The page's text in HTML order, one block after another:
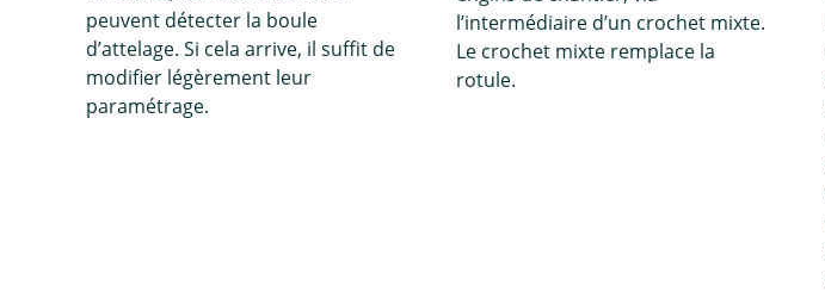
peuvent détecter la boule
d’attelage. Si cela arrive, il suffit de
modifier légèrement leur
paramétrage.
l’intermédiaire d’un crochet mixte.
Le crochet mixte remplace la
rotule.